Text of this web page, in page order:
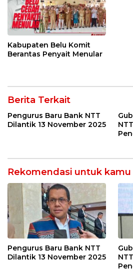
Kabupaten Belu Komit
Berantas Penyait Menular
Berita Terkait
Pengurus Baru Bank NTT
Dilantik 13 November 2025
Rekomendasi untuk kamu
Pengurus Baru Bank NTT
Dilantik 13 November 2025